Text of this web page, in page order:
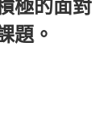
極的面對
題。